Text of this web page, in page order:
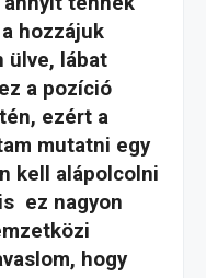
hozzájuk
ülve, lábat
a pozíció
ezért a
mutatni egy
kell alápolcolni
ez nagyon
hogy